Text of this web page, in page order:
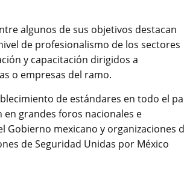
algunos de sus objetivos destacan
de profesionalismo de los sectores
y capacitación dirigidos a
o empresas del ramo.
de estándares en todo el
grandes foros nacionales e
mexicano y organizaciones
de Seguridad Unidas por México